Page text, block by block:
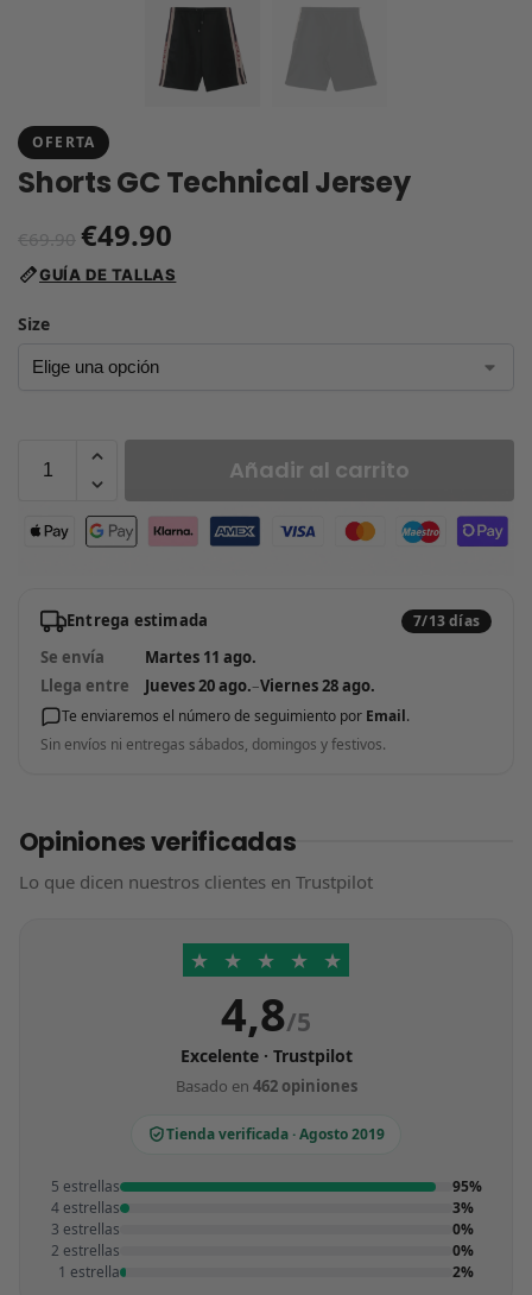
OFERTA
Shorts GC Technical Jersey
€69.90 €49.90
GUÍA DE TALLAS
Size
Añadir al carrito
Entrega estimada 7/13 días
Se envía
Martes 11 ago.
Llega entre
Jueves 20 ago.–Viernes 28 ago.
Te enviaremos el número de seguimiento por Email.
Sin envíos ni entregas sábados, domingos y festivos.
Opiniones verificadas
Lo que dicen nuestros clientes en Trustpilot
★ ★ ★ ★ ★
4,8/5
Excelente · Trustpilot
Basado en 462 opiniones
Tienda verificada · Agosto 2019
5 estrellas
95%
4 estrellas
3%
3 estrellas
0%
2 estrellas
0%
1 estrella
2%